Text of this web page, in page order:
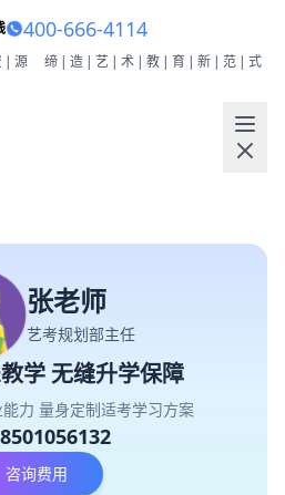
400-666-4114
源 缔|造|艺|术|教|育|新|范|式
张老师
艺考规划部主任
学 无缝升学保障
力 量身定制适考学习方案
咨询费用